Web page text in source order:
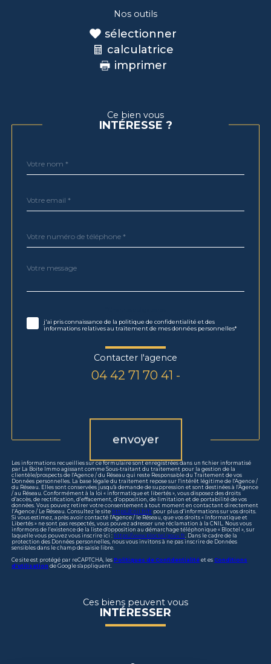
Nos outils
sélectionner
calculatrice
imprimer
Ce bien vous
INTÉRESSE ?
par
*
*
*
Fieldset
Message
*
j'ai pris connaissance de la politique de confidentialité et des
informations relatives au traitement de mes données personnelles*
Contacter l'agence
04 42 71 70 41 -
envoyer
Les informations recueillies sur ce formulaire sont enregistrées dans un fichier informatisé
par La Boite Immo agissant comme Sous-traitant du traitement pour la gestion de la
clientèle/prospects de l'Agence / du Réseau qui reste Responsable du Traitement de vos
Données personnelles. La base légale du traitement repose sur l'intérêt légitime de l'Agence /
du Réseau. Elles sont conservées jusqu'à demande de suppression et sont destinées à l'Agence
/ au Réseau. Conformément à la loi « informatique et libertés », vous disposez des droits
d’accès, de rectification, d’effacement, d’opposition, de limitation et de portabilité de vos
données. Vous pouvez retirer votre consentement à tout moment en contactant directement
l’Agence / Le Réseau. Consultez le site https://cnil.fr/fr pour plus d’informations sur vos droits.
Si vous estimez, après avoir contacté l'Agence / le Réseau, que vos droits « Informatique et
Libertés » ne sont pas respectés, vous pouvez adresser une réclamation à la CNIL. Nous vous
informons de l’existence de la liste d'opposition au démarchage téléphonique « Bloctel », sur
laquelle vous pouvez vous inscrire ici : https://www.bloctel.gouv.fr. Dans le cadre de la
protection des Données personnelles, nous vous invitons à ne pas inscrire de Données
sensibles dans le champ de saisie libre.
Ce site est protégé par reCAPTCHA, les Politiques de Confidentialité et es Conditions
d'utilisation de Google s'appliquent.
Ces biens peuvent vous
INTÉRESSER